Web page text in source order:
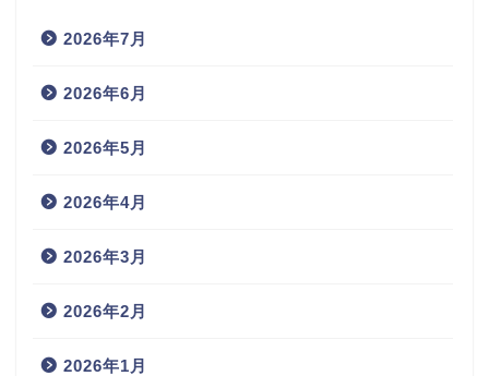
2026年7月
2026年6月
2026年5月
2026年4月
2026年3月
2026年2月
2026年1月